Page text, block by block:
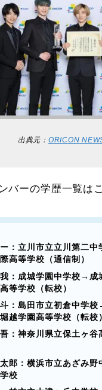
出典元： ORICON
バーの学歴一覧は
：立川市立立川第二
高等学校（通信制）
：成城学園中学校→成
等学校（転校）
：島田市立初倉中学
越学園高等学校（転
：神奈川県立保土ヶ
郎：横浜市立あざみ
校